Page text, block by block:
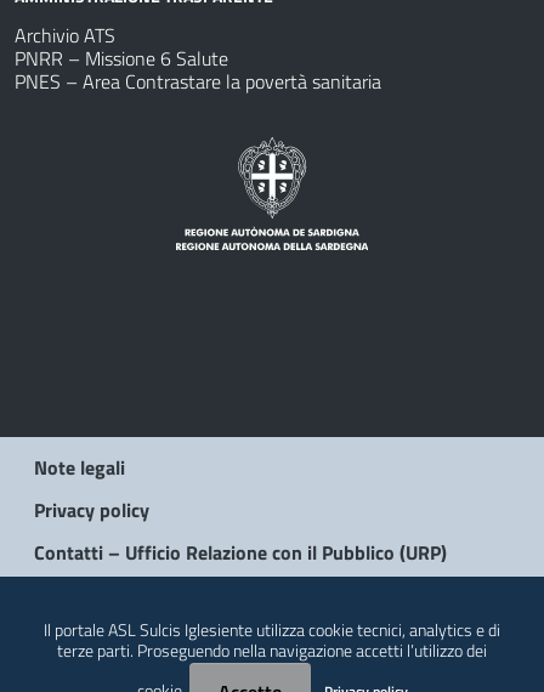
Archivio ATS
PNRR – Missione 6 Salute
PNES – Area Contrastare la povertà sanitaria
Note legali
Privacy policy
Contatti – Ufficio Relazione con il Pubblico (URP)
Il portale ASL Sulcis Iglesiente utilizza cookie tecnici, analytics e di
terze parti. Proseguendo nella navigazione accetti l’utilizzo dei